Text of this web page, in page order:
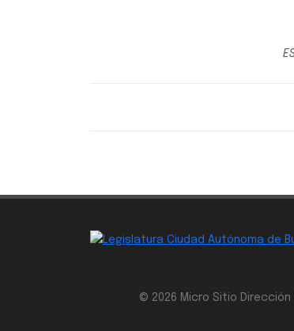
© 2026 Micro Sitio